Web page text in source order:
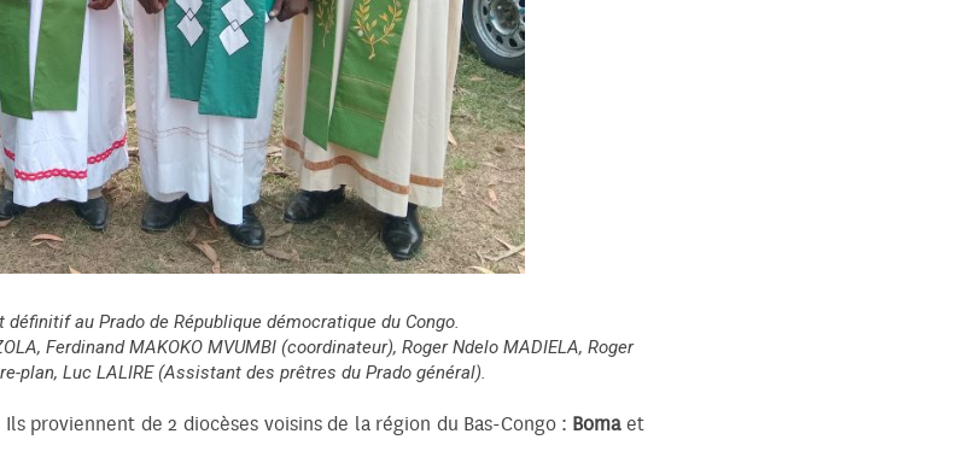
au Prado de République démocratique du Congo.
Ferdinand MAKOKO MVUMBI (coordinateur), Roger Ndelo MADIELA, Roger
plan, Luc LALIRE (Assistant des prêtres du Prado général).
proviennent de 2 diocèses voisins de la région du Bas-Congo : Bomaet